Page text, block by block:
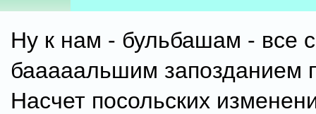
Ну к нам - бульбашам - все с
бааааальшим запозданием
Насчет посольских